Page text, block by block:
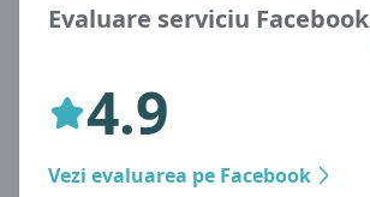
Evaluare serviciu Facebook
4.9
Vezi evaluarea pe Facebook